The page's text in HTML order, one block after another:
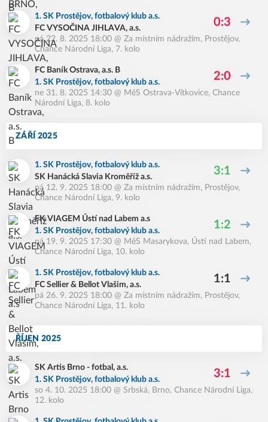
1. SK Prostějov, fotbalový klub a.s.
FC VYSOČINA JIHLAVA, a.s.
0:3
pá 22. 8. 2025 18:00 @ Za místním nádražím, Prostějov,
Chance Národní Liga, 7. kolo
FC Baník Ostrava, a.s. B
1. SK Prostějov, fotbalový klub a.s.
2:0
ne 31. 8. 2025 14:30 @ MěS Ostrava-Vítkovice, Chance
Národní Liga, 8. kolo
ZÁŘÍ 2025
1. SK Prostějov, fotbalový klub a.s.
SK Hanácká Slavia Kroměříž a.s.
3:1
pá 12. 9. 2025 18:00 @ Za místním nádražím, Prostějov,
Chance Národní Liga, 9. kolo
FK VIAGEM Ústí nad Labem a.s
1. SK Prostějov, fotbalový klub a.s.
1:2
pá 19. 9. 2025 17:30 @ MěS Masarykova, Ústí nad Labem,
Chance Národní Liga, 10. kolo
1. SK Prostějov, fotbalový klub a.s.
FC Sellier & Bellot Vlašim, a.s.
1:1
pá 26. 9. 2025 18:00 @ Za místním nádražím, Prostějov,
Chance Národní Liga, 11. kolo
ŘÍJEN 2025
SK Artis Brno - fotbal, a.s.
1. SK Prostějov, fotbalový klub a.s.
3:1
so 4. 10. 2025 18:00 @ Srbská, Brno, Chance Národní Liga,
12. kolo